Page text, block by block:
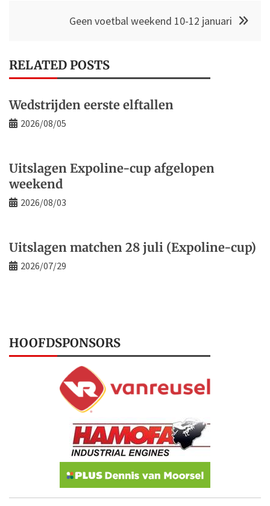
Geen voetbal weekend 10-12 januari
RELATED POSTS
Wedstrijden eerste elftallen
2026/08/05
Uitslagen Expoline-cup afgelopen
weekend
2026/08/03
Uitslagen matchen 28 juli (Expoline-cup)
2026/07/29
HOOFDSPONSORS